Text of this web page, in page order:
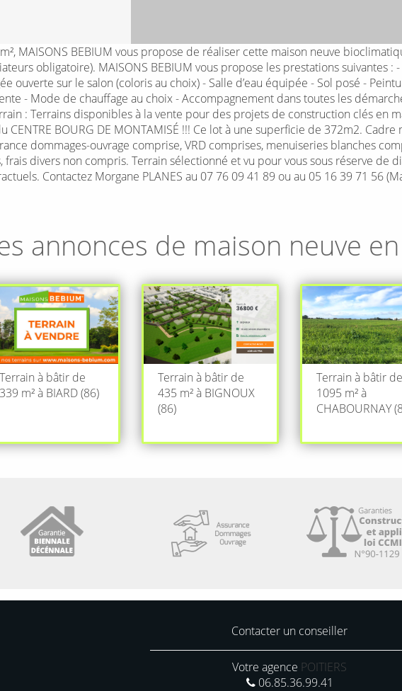
MAISONS BEBIUM vous propose de réaliser cette maison neuve
obligatoire). MAISONS BEBIUM vous propose les prestations suivantes
ouverte sur le salon (coloris au choix) - Salle d’eau équipée - Sol posé -
- Mode de chauffage au choix - Accompagnement dans toutes les
: Terrains disponibles à la vente pour des projets de construction clés en
CENTRE BOURG DE MONTAMISÉ !!! Ce lot à une superficie de 372m2.
dommages-ouvrage comprise, VRD comprises, menuiseries blanches
frais divers non compris. Terrain sélectionné et vu pour vous sous réserve
Contactez Morgane PLANES au 07 76 09 41 89 ou au 05 16 39 71 56
annonces de maison neuve en
Terrain à bâtir de
339 m² à BIARD (86)
Terrain à bâtir de
435 m² à BIGNOUX
(86)
Terrain à bâtir de
1095 m² à
CHABOURNAY
Contacter un conseiller
Votre agence POITIERS
06.85.36.99.41